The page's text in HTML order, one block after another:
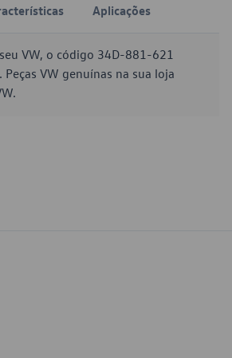
Aplicações
VW, o código 34D-881-621
Peças VW genuínas na sua loja